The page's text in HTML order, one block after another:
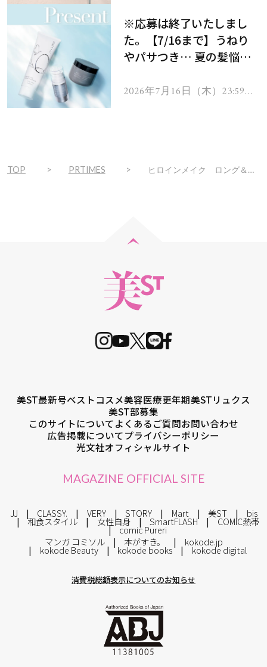
※応募は終了いたしまし
た。【7/16まで】うねり
やパサつき… 夏の髪悩み
ムを13名様にプレゼン
2026年7月16日（木）23:59ま
TOP PRTIMES ヒロインメイク ロング＆カールマスカラ アドバンストフィルム 限定１色 ２０２２年１０月３１日（月）数量限定発売
美ST最新号ベストコスメ美容医療更年期美STリュクス
美ST部募集
このサイトについてよくあるご質問お問い合わせ
広告掲載についてプライバシーポリシー
光文社オフィシャルサイト
MAGAZINE OFFICIAL SITE
JJ CLASSY. VERY STORY Mart 美ST bis
和食スタイル 女性自身 SmartFLASH COMIC熱帯
comic Pureri
マンガ コミソル
本がすき。 kokode.jp
kokode Beauty kokode books kokode digital
消費税総額表示についてのお知らせ